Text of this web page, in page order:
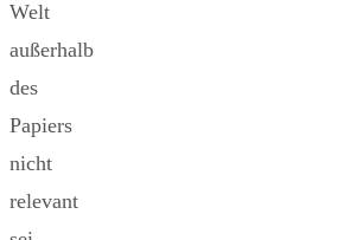
Welt
außerhalb
des
Papiers
nicht
relevant